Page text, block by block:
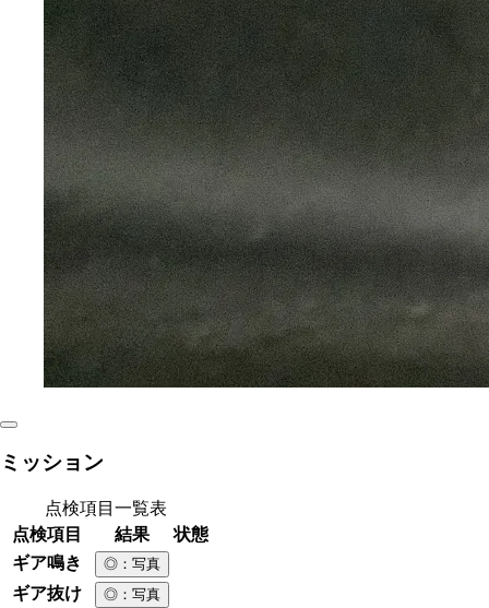
ミッション
点検項目一覧表
点検項目
結果
状態
ギア鳴き
◎ ：写真
ギア抜け ◎ ：写真